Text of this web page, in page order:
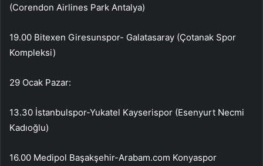
(Corendon Airlines Park Antalya)
19.00 Bitexen Giresunspor- Galatasaray (Çotanak Spor
Kompleksi)
29 Ocak Pazar:
13.30 İstanbulspor-Yukatel Kayserispor (Esenyurt Necmi
Kadıoğlu)
16.00 Medipol Başakşehir-Arabam.com Konyaspor